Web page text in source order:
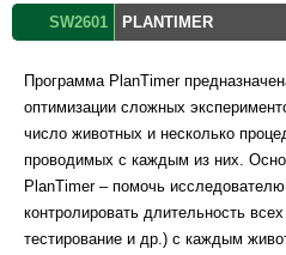
SW2601 PLANTIMER
Программа PlanTimer
оптимизации сложных
число животных и несколько
проводимых с каждым из них.
PlanTimer – помочь исследователю
контролировать длительность
тестирование и др.) с каждым